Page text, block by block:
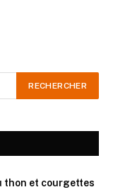
thon et courgettes